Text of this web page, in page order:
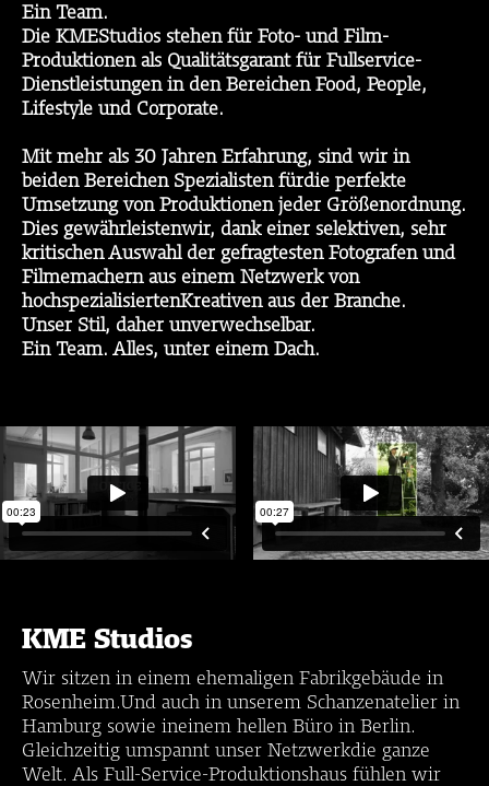
Ein Team.
Die KMEStudios stehen für Foto- und Film-
Produktionen als Qualitätsgarant für Fullservice-
Dienstleistungen in den Bereichen Food, People,
Lifestyle und Corporate.
Mit mehr als 30 Jahren Erfahrung, sind wir in
beiden Bereichen Spezialisten fürdie perfekte
Umsetzung von Produktionen jeder Größenordnung.
Dies gewährleistenwir, dank einer selektiven, sehr
kritischen Auswahl der gefragtesten Fotografen und
Filmemachern aus einem Netzwerk von
hochspezialisiertenKreativen aus der Branche.
Unser Stil, daher unverwechselbar.
Ein Team. Alles, unter einem Dach.
KME Studios
Wir sitzen in einem ehemaligen Fabrikgebäude in
Rosenheim.Und auch in unserem Schanzenatelier in
Hamburg sowie ineinem hellen Büro in Berlin.
Gleichzeitig umspannt unser Netzwerkdie ganze
Welt. Als Full-Service-Produktionshaus fühlen wir